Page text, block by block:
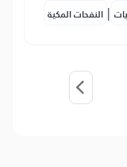
النفحات المكية |